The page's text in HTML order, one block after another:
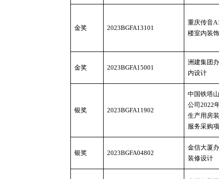
金奖 2023BGFA13101
重庆传音
楼室内装
金奖 2023BGFA15001
洲建集团
内设计
银奖 2023BGFA11902
中国铁塔
公司 2022
生产用房
服务采购
银奖 2023BGFA04802
金信大厦
装修设计